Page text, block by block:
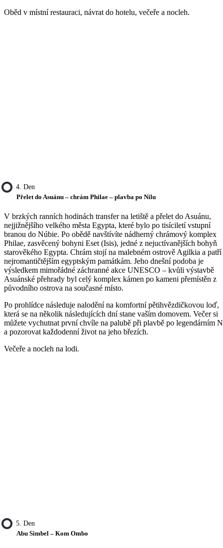
Oběd v místní restauraci, návrat do hotelu, večeře a nocleh.
4. Den
Přelet do Asuánu – chrám Philae – plavba po Nilu
V brzkých ranních hodinách transfer na letiště a přelet do Asuánu,
nejjižnějšího velkého města Egypta, které bylo po tisíciletí vstupní
branou do Núbie. Po obědě navštívíte nádherný chrámový komplex
Philae, zasvěcený bohyni Eset (Isis), jedné z nejuctívanějších bohyň
starověkého Egypta. Chrám stojí na malebném ostrově Agilkia a
nejromantičtějším egyptským památkám. Jeho dnešní podoba je
výsledkem mimořádné záchranné akce UNESCO – kvůli výstavbě
Asuánské přehrady byl celý komplex kámen po kameni přemístěn z
původního ostrova na současné místo.
Po prohlídce následuje nalodění na komfortní pětihvězdičkovou loď,
která se na několik následujících dní stane vaším domovem. Večer si
můžete vychutnat první chvíle na palubě při plavbě po legendárním
a pozorovat každodenní život na jeho březích.
Večeře a nocleh na lodi.
5. Den
Abu Simbel – Kom Ombo